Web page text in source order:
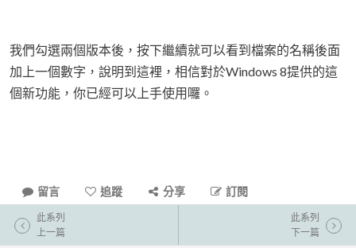
我們勾選兩個版本後，按下繼續就可以看到檔案的名稱後面
加上一個數字，說明到這裡，相信對於Windows 8提供的這
個新功能，你已經可以上手使用囉。
留言 追蹤 分享 訂閱
此系列
上一篇
此系列
下一篇